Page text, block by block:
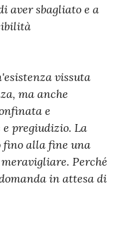
aver sbagliato e a
vissuta
ma anche
e
pregiudizio. La
fino alla fine una
Perché
in attesa di